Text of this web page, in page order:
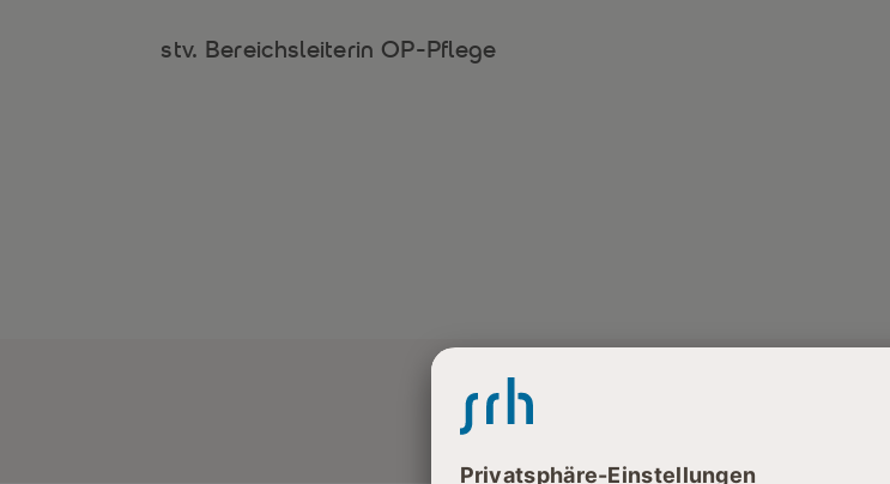
stv. Bereichsleiterin OP-Pflege